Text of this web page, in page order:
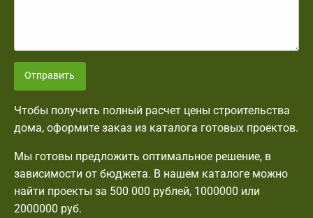
Отправить
Чтобы получить полный расчет цены строительства
дома, оформите заказ из каталога готовых проектов.
Мы готовы предложить оптимальное решение, в
зависимости от бюджета. В нашем каталоге можно
найти проекты за 500 000 рублей, 1000000 или
2000000 руб.